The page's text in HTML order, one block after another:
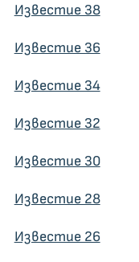
Известие 38
Известие 36
Известие 34
Известие 32
Известие 30
Известие 28
Известие 26